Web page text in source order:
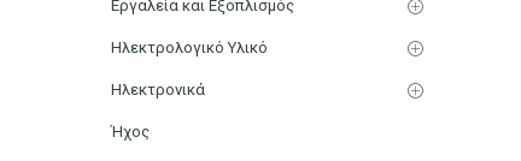
Εργαλεία και Εξοπλισμός
Ηλεκτρολογικό Υλικό
Ηλεκτρονικά
Ήχος